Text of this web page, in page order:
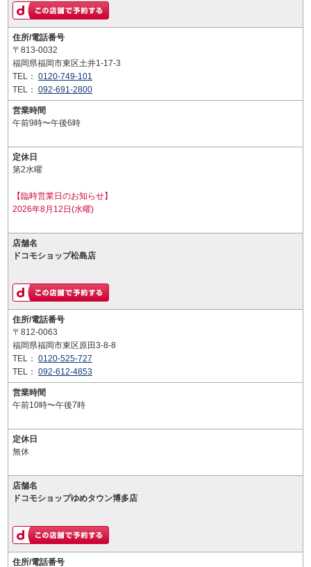
住所/電話番号
〒813-0032
福岡県福岡市東区土井1-17-3
TEL： 0120-749-101
TEL： 092-691-2800
営業時間
午前9時〜午後6時
定休日
第2水曜
【臨時営業日のお知らせ】
2026年8月12日(水曜)
店舗名
ドコモショップ松島店
住所/電話番号
〒812-0063
福岡県福岡市東区原田3-8-8
TEL： 0120-525-727
TEL： 092-612-4853
営業時間
午前10時〜午後7時
定休日
無休
店舗名
ドコモショップゆめタウン博多店
住所/電話番号